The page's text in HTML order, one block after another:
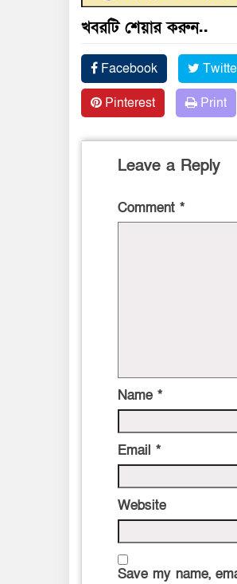
খবরটি শেয়ার করুন..
Facebook
Pinterest
Print
Leave a Reply
Comment *
Name *
Email *
Website
Save my name,